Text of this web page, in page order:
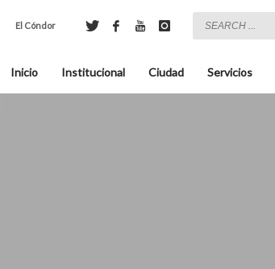
El Cóndor
Inicio Institucional Ciudad Servicios